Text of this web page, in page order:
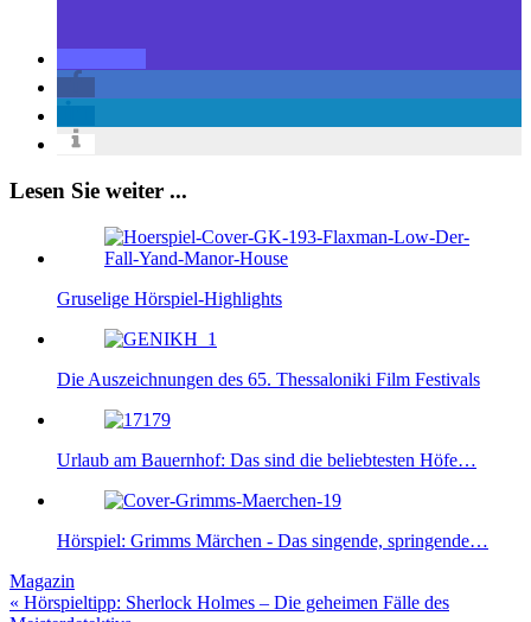
Lesen Sie weiter ...
Gruselige Hörspiel-Highlights
Die Auszeichnungen des 65. Thessaloniki Film Festivals
Urlaub am Bauernhof: Das sind die beliebtesten Höfe…
Hörspiel: Grimms Märchen - Das singende, springende…
Magazin
Beitragsnavigation
« Hörspieltipp: Sherlock Holmes – Die geheimen Fälle des